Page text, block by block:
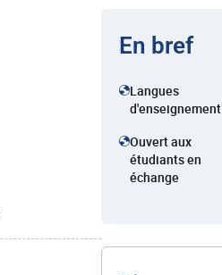
En bref
Langues
d'enseignement
Ouvert aux
étudiants en
échange